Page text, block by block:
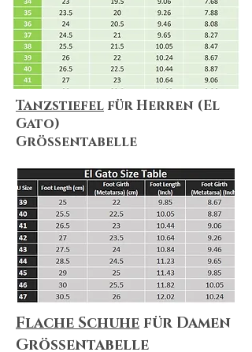
Tanzstiefel für Herren (El
Gato)
Größentabelle
Flache Schuhe für Damen
Größentabelle